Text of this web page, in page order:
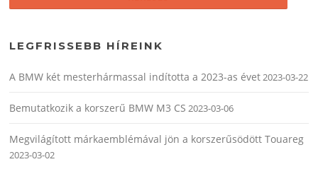
LEGFRISSEBB HÍREINK
A BMW két mesterhármassal indította a 2023-as évet2023-03-22
Bemutatkozik a korszerű BMW M3 CS 2023-03-06
Megvilágított márkaemblémával jön a korszerűsödött Touareg
2023-03-02